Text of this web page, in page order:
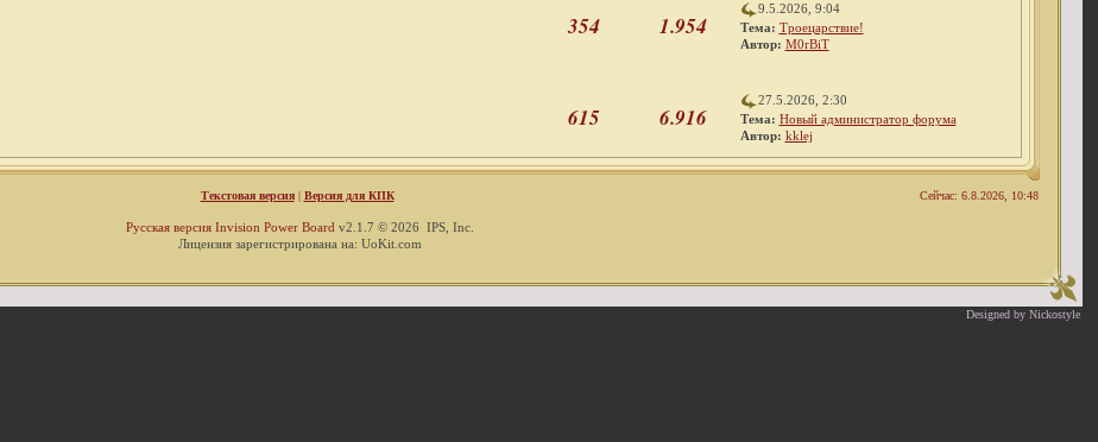
354 1.954
9.5.2026, 9:04
Тема: Троецарствие!
Автор: M0rBiT
615 6.916
27.5.2026, 2:30
Тема: Новый администратор форума
Автор: kklej
Текстовая версия| Версия для КПК Сейчас: 6.8.2026, 10:48
Русская версия Invision Power Board v2.1.7 © 2026 IPS, Inc.
Лицензия зарегистрирована на: UoKit.com
Designed by Nickostyle